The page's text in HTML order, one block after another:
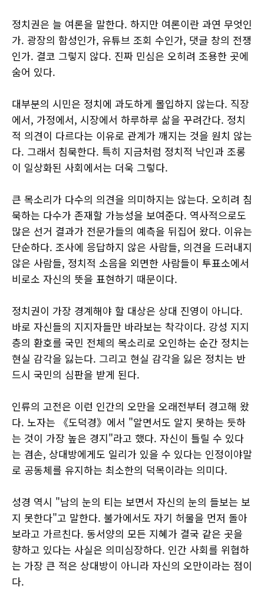
정치권은 늘 여론을 말한다. 하지만 여론이란 과연 무엇인
가. 광장의 함성인가, 유튜브 조회 수인가, 댓글 창의 전쟁
인가. 결코 그렇지 않다. 진짜 민심은 오히려 조용한 곳에
숨어 있다.
대부분의 시민은 정치에 과도하게 몰입하지 않는다. 직장
에서, 가정에서, 시장에서 하루하루 삶을 꾸려간다. 정치
적 의견이 다르다는 이유로 관계가 깨지는 것을 원치 않는
다. 그래서 침묵한다. 특히 지금처럼 정치적 낙인과 조롱
이 일상화된 사회에서는 더욱 그렇다.
큰 목소리가 다수의 의견을 의미하지는 않는다. 오히려 침
묵하는 다수가 존재할 가능성을 보여준다. 역사적으로도
많은 선거 결과가 전문가들의 예측을 뒤집어 왔다. 이유는
단순하다. 조사에 응답하지 않은 사람들, 의견을 드러내지
않은 사람들, 정치적 소음을 외면한 사람들이 투표소에서
비로소 자신의 뜻을 표현하기 때문이다.
정치권이 가장 경계해야 할 대상은 상대 진영이 아니다.
바로 자신들의 지지자들만 바라보는 착각이다. 강성 지지
층의 환호를 국민 전체의 목소리로 오인하는 순간 정치는
현실 감각을 잃는다. 그리고 현실 감각을 잃은 정치는 반
드시 국민의 심판을 받게 된다.
인류의 고전은 이런 인간의 오만을 오래전부터 경고해 왔
다. 노자는 《도덕경》에서 "알면서도 알지 못하는 듯하
는 것이 가장 높은 경지"라고 했다. 자신이 틀릴 수 있다
는 겸손, 상대방에게도 일리가 있을 수 있다는 인정이야말
로 공동체를 유지하는 최소한의 덕목이라는 의미다.
성경 역시 "남의 눈의 티는 보면서 자신의 눈의 들보는 보
지 못한다"고 말한다. 불가에서도 자기 허물을 먼저 돌아
보라고 가르친다. 동서양의 모든 지혜가 결국 같은 곳을
향하고 있다는 사실은 의미심장하다. 인간 사회를 위협하
는 가장 큰 적은 상대방이 아니라 자신의 오만이라는 점이
다.